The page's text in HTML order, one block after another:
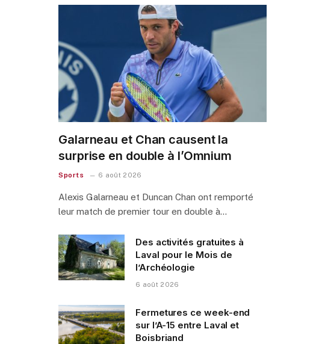
Galarneau et Chan causent la
surprise en double à l’Omnium
Sports 6 août 2026
Alexis Galarneau et Duncan Chan ont remporté
leur match de premier tour en double à…
Des activités gratuites à
Laval pour le Mois de
l’Archéologie
6 août 2026
Fermetures ce week-end
sur l’A-15 entre Laval et
Boisbriand